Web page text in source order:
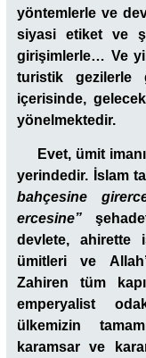
yöntemlerle ve
siyasi etiket ve
girişimlerle… Ve
turistik
içerisinde,
yönelmektedir.
Evet, ümit
yerindedir. İslam
bahçesine
ercesine”
devlete, ahirette
ümitleri ve
Zahiren tüm
emperyalist
ülkemizin
karamsar ve